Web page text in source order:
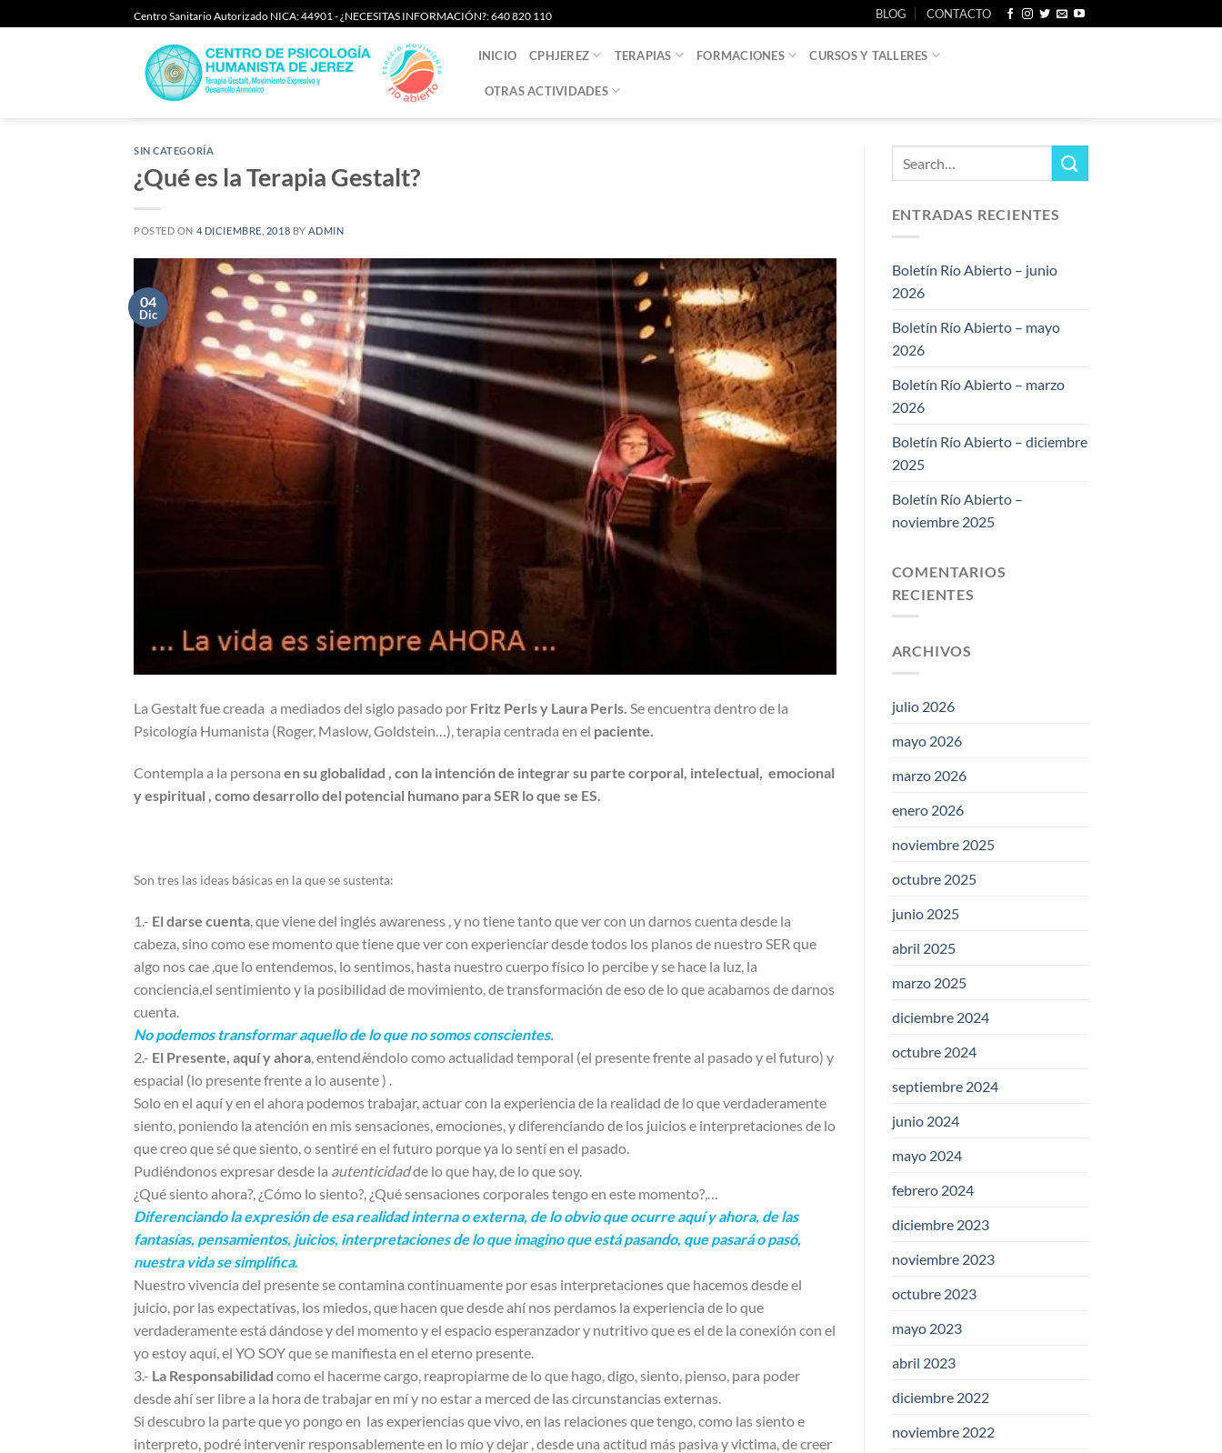
al
Centro Sanitario Autorizado NICA: 44901 - ¿NECESITAS INFORMACIÓN?: 640 820 110 BLOG CONTACTO
INICIO CPHJEREZ TERAPIAS FORMACIONES CURSOS Y TALLERES
OTRAS ACTIVIDADES
SIN CATEGORÍA
¿Qué es la Terapia Gestalt?
POSTED ON 4 DICIEMBRE, 2018 BY ADMIN
04
Dic
La Gestalt fue creada a mediados del siglo pasado por Fritz Perls y Laura Perls. Se encuentra dentro de la
Psicología Humanista (Roger, Maslow, Goldstein…), terapia centrada en el paciente.
Contempla a la persona en su globalidad , con la intención de integrar su parte corporal, intelectual, emocional
y espiritual , como desarrollo del potencial humano para SER lo que se ES.
Son tres las ideas básicas en la que se sustenta:
1.- El darse cuenta , que viene del inglés awareness , y no tiene tanto que ver con un darnos cuenta desde la
cabeza, sino como ese momento que tiene que ver con experienciar desde todos los planos de nuestro SER que
algo nos cae ,que lo entendemos, lo sentimos, hasta nuestro cuerpo físico lo percibe y se hace la luz, la
conciencia,el sentimiento y la posibilidad de movimiento, de transformación de eso de lo que acabamos de darnos
cuenta.
No podemos transformar aquello de lo que no somos conscientes.
2.- El Presente, aquí y ahora , entendiéndolo como actualidad temporal (el presente frente al pasado y el futuro) y
espacial (lo presente frente a lo ausente ) .
Solo en el aquí y en el ahora podemos trabajar, actuar con la experiencia de la realidad de lo que verdaderamente
siento, poniendo la atención en mis sensaciones, emociones, y diferenciando de los juicios e interpretaciones de lo
que creo que sé que siento, o sentiré en el futuro porque ya lo sentí en el pasado.
Pudiéndonos expresar desde la autenticidadde lo que hay, de lo que soy.
¿Qué siento ahora?, ¿Cómo lo siento?, ¿Qué sensaciones corporales tengo en este momento?,…
Diferenciando la expresión de esa realidad interna o externa, de lo obvio que ocurre aquí y ahora, de las
fantasías, pensamientos, juicios, interpretaciones de lo que imagino que está pasando, que pasará o pasó,
nuestra vida se simplifica.
Nuestro vivencia del presente se contamina continuamente por esas interpretaciones que hacemos desde el
juicio, por las expectativas, los miedos, que hacen que desde ahí nos perdamos la experiencia de lo que
verdaderamente está dándose y del momento y el espacio esperanzador y nutritivo que es el de la conexión con el
yo estoy aquí, el YO SOY que se manifiesta en el eterno presente.
3.- La Responsabilidad como el hacerme cargo, reapropiarme de lo que hago, digo, siento, pienso, para poder
desde ahí ser libre a la hora de trabajar en mí y no estar a merced de las circunstancias externas.
Si descubro la parte que yo pongo en las experiencias que vivo, en las relaciones que tengo, como las siento e
interpreto, podré intervenir responsablemente en lo mío y dejar , desde una actitud más pasiva y victima, de creer
ENTRADAS RECIENTES
Boletín Río Abierto – junio
2026
Boletín Río Abierto – mayo
2026
Boletín Río Abierto – marzo
2026
Boletín Río Abierto – diciembre
2025
Boletín Río Abierto –
noviembre 2025
COMENTARIOS
RECIENTES
ARCHIVOS
julio 2026
mayo 2026
marzo 2026
enero 2026
noviembre 2025
octubre 2025
junio 2025
abril 2025
marzo 2025
diciembre 2024
octubre 2024
septiembre 2024
junio 2024
mayo 2024
febrero 2024
diciembre 2023
noviembre 2023
octubre 2023
mayo 2023
abril 2023
diciembre 2022
noviembre 2022